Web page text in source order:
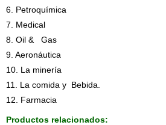
6. Petroquímica
7. Medical
8. Oil & Gas
9. Aeronáutica
10. La minería
11. La comida y Bebida.
12. Farmacia
Productos relacionados: